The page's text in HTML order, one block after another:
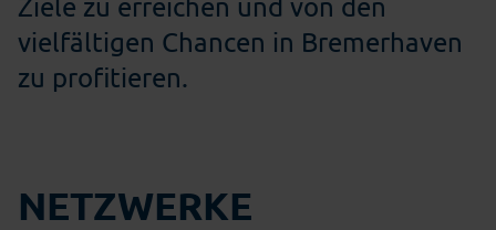
vielfältigen Chancen in Bremerhaven
zu profitieren.
NETZWERKE